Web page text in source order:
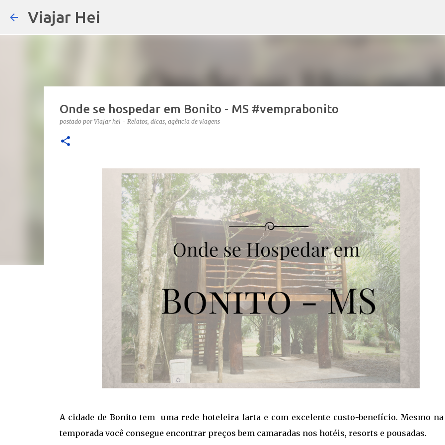
Viajar Hei
Onde se hospedar em Bonito - MS #vemprabonito
postado por Viajar hei - Relatos, dicas, agência de viagens
A cidade de Bonito tem uma rede hoteleira farta e com excelente custo-benefício. Mesmo
temporada você consegue encontrar preços bem camaradas nos hotéis, resorts e pousadas.